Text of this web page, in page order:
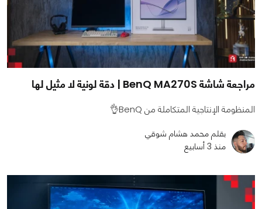
مراجعة شاشة BenQ MA270S | دقة لونية لا مثيل لها
المنظومة الإنتاجية المتكاملة من BenQ👌
بقلم محمد هشام شوقي
منذ 3 أسابيع